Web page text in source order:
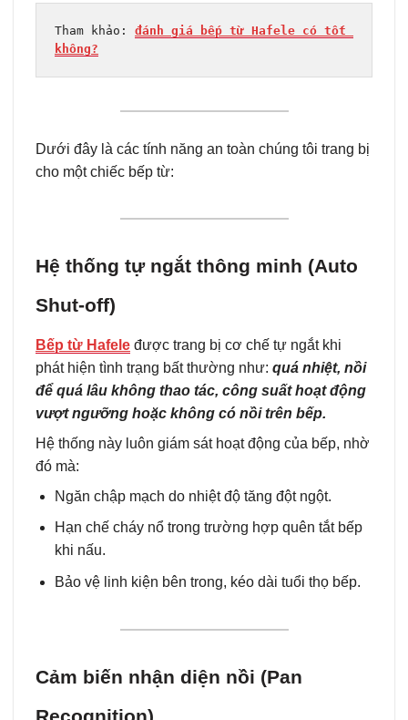
Tham khảo: đánh giá bếp từ Hafele có tốt
không?
Dưới đây là các tính năng an toàn chúng tôi trang bị
cho một chiếc bếp từ:
Hệ thống tự ngắt thông minh (Auto
Shut-off)
Bếp từ Hafele được trang bị cơ chế tự ngắt khi
phát hiện tình trạng bất thường như: quá nhiệt, nồi
để quá lâu không thao tác, công suất hoạt động
vượt ngưỡng hoặc không có nồi trên bếp.
Hệ thống này luôn giám sát hoạt động của bếp, nhờ
đó mà:
Ngăn chập mạch do nhiệt độ tăng đột ngột.
Hạn chế cháy nổ trong trường hợp quên tắt bếp
khi nấu.
Bảo vệ linh kiện bên trong, kéo dài tuổi thọ bếp.
Cảm biến nhận diện nồi (Pan